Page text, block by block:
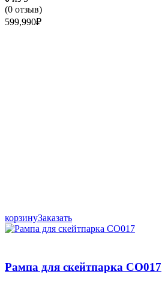
(0 отзыв)
599,990₽
корзинуЗаказать
Рампа для скейтпарка СО017